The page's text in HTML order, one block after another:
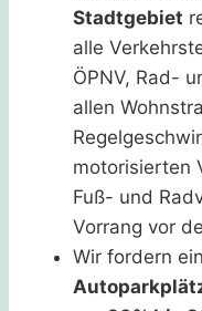
Stadtgebiet
alle
ÖPNV, Rad-
allen
motorisierten
Fuß- und
Vorrang vor
Wir fordern